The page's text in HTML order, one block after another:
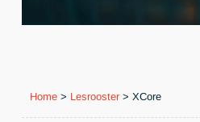
Home > Lesrooster > XCore